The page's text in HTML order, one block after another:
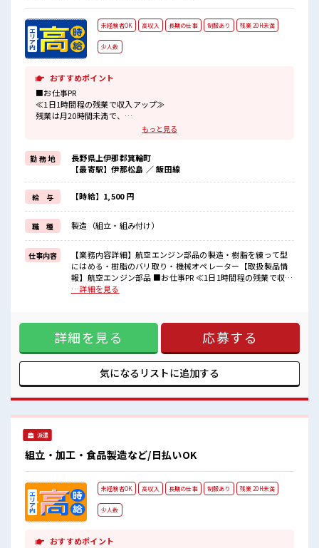
未経験者OK 高収入 長期の仕事 制服あり 残業 20H未満
少人数
おすすめポイント
■お仕事PR
≪1日1時間程の残業で収入アップ≫
残業は月20時間未満で、
制服があるので、
毎日の服装の悩み解消♪
≪未経験の方も大カンゲイ≫
新しいことにチャレンジするのは不安だけど、
しっかり働く環境が整っています！
イチからスキルUP・ステップUP目指していきましょう！
≪自分に向いている仕事が探せる≫
困った事などがあれば、
担当がしっかりサポートします！
■職場の雰囲気
少人数ですぐに馴染むことができそう♪
アットホームな環境☆
もっと見る
勤 務 地
長野県上伊那郡箕輪町
【最寄駅】伊那松島 ／ 飯田線
給 与 【時給】1,500 円
職 種 製造（組立・組み付け）
仕事内容
【業務内容詳細】航空エンジン部品の製造・樹脂を練って型
にはめる・樹脂のバリ取り・機械オペレーター【取扱製品情
報】航空エンジン部品 ■お仕事PR ≪1日1時間程の残業で収入
アップ≫ 残業は月20時間未満で、 ほどよく稼げます♪ ≪機能
不安だけど、 しっかり働く環境が整っています！ イチからス
キルUP・ステップUP目指していきましょう！ ≪自分に向い
ている仕事が探せる≫ 困った事などがあれば、 担当がしっか
りサポートします！ ■職場の雰囲気 少人数ですぐに馴染むこ
とができそう♪ アットホームな環境☆ 残業も1日1H程度ある
ので給料の上乗せも期待できそう！ 高収入もバッチリ目指せ
…詳細を見る
詳細を見る 応募する
気になるリストに追加する
派遣
組立・加工・食品製造など/日払いOK
未経験者OK 高収入 長期の仕事 制服あり 残業 20H未満
少人数
おすすめポイント